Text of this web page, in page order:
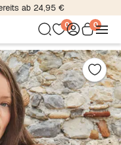
ab 24,95 €
0 0